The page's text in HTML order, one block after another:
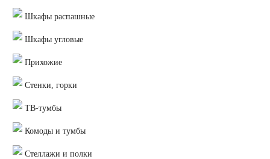
Шкафы распашные
Шкафы угловые
Прихожие
Стенки, горки
ТВ-тумбы
Комоды и тумбы
Стеллажи и полки